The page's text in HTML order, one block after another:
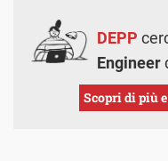
DEPP
Engineer
Scopri di più